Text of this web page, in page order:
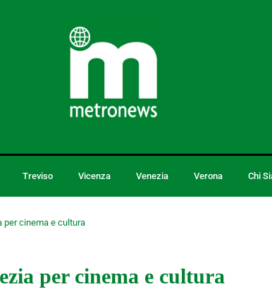
Treviso Vicenza Venezia Verona Chi
per cinema e cultura
per cinema e cultura